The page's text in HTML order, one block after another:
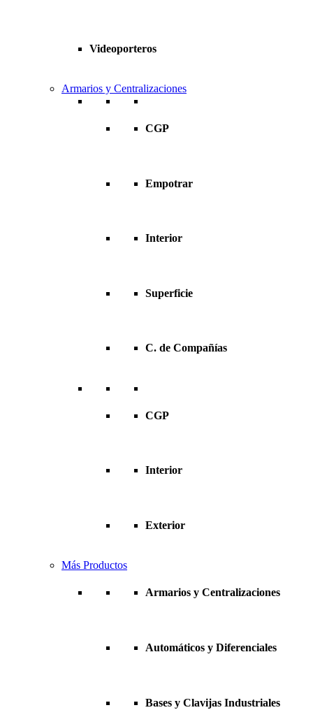
Videoporteros
Armarios y Centralizaciones
CGP
Empotrar
Interior
Superficie
C. de Compañías
CGP
Interior
Exterior
Más Productos
Armarios y Centralizaciones
Automáticos y Diferenciales
Bases y Clavijas Industriales